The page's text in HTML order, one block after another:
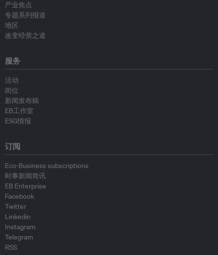
产业焦点
专题系列报道
地区
改变经营之道
服务
活动
岗位
新闻发布稿
EB工作室
ESG情报
订阅
Eco-Business subscriptions
时事新闻简讯
EB Enterprise
Facebook
Twitter
Linkedin
Instagram
Telegram
RSS